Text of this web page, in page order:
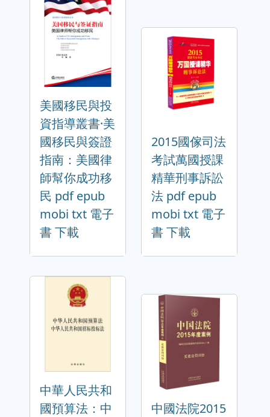
美國移民與投
資指導叢書·美
國移民與簽證
指南：美國律
師幫你成功移
民 pdf epub
mobi txt 電子
書 下載
2015國傢司法
考試萬國授課
精華刑事訴訟
法 pdf epub
mobi txt 電子
書 下載
中華人民共和
國預算法：中
中國法院2015